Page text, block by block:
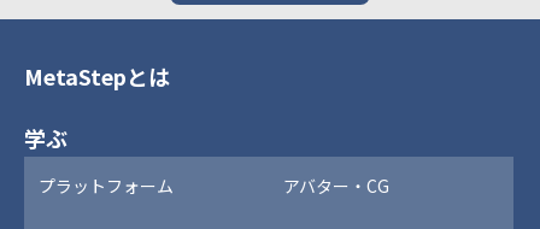
MetaStepとは
学ぶ
プラットフォーム アバター・CG